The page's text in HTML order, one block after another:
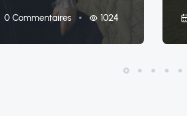
0 Commentaires 1024